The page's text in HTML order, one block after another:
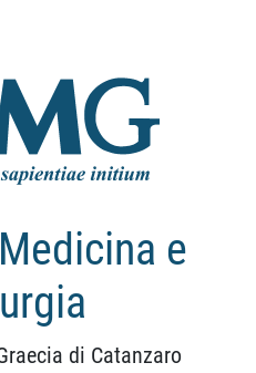
e
di Catanzaro